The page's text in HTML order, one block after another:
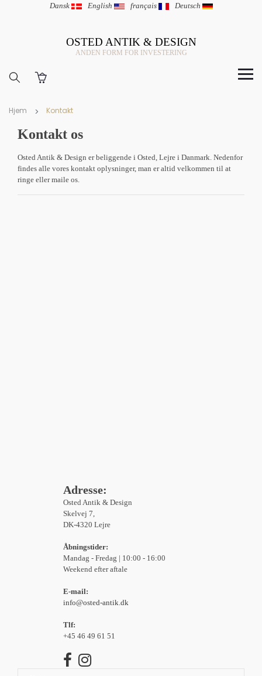
Dansk | English | français | Deutsch
OSTED ANTIK & DESIGN
ANDEN FORM FOR INVESTERING
Hjem Kontakt
Kontakt os
Osted Antik & Design er beliggende i Osted, Lejre i Danmark. Nedenfor
findes alle vores kontakt oplysninger, man er altid velkommen til at
ringe eller maile os.
Adresse:
Osted Antik & Design
Skelvej 7,
DK-4320 Lejre
Åbningstider:
Mandag - Fredag | 10:00 - 16:00
Weekend efter aftale
E-mail:
info@osted-antik.dk
Tlf:
+45 46 49 61 51